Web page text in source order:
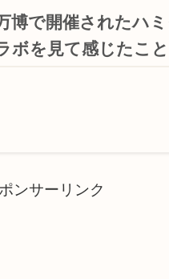
博で開催されたハ
ボを見て感じたこと
ンサーリンク